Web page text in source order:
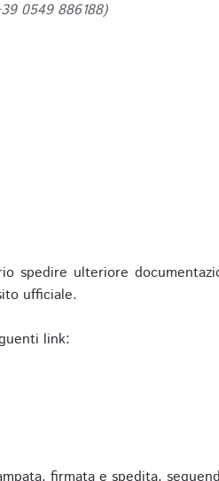
0549 886188)
spedire ulteriore
ufficiale.
link: